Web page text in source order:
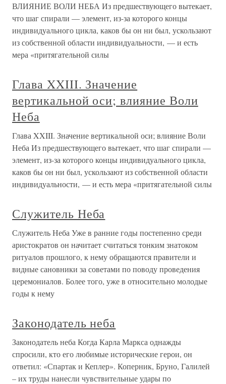
ВЛИЯНИЕ ВОЛИ НЕБА Из предшествующего вытекает,
что шаг спирали — элемент, из-за которого концы
индивидуального цикла, каков бы он ни был, ускользают
из собственной области индивидуальности, — и есть
мера «притягательной силы
Глава XXIII. Значение
вертикальной оси; влияние Воли
Неба
Глава XXIII. Значение вертикальной оси; влияние Воли
Неба Из предшествующего вытекает, что шаг спирали —
элемент, из-за которого концы индивидуального цикла,
каков бы он ни был, ускользают из собственной области
индивидуальности, — и есть мера «притягательной силы
Служитель Неба
Служитель Неба Уже в ранние годы постепенно среди
аристократов он начитает считаться тонким знатоком
ритуалов прошлого, к нему обращаются правители и
видные сановники за советами по поводу проведения
церемониалов. Более того, уже в относительно молодые
годы к нему
Законодатель неба
Законодатель неба Когда Карла Маркса однажды
спросили, кто его любимые исторические герои, он
ответил: «Спартак и Кеплер». Коперник, Бруно, Галилей
– их труды нанесли чувствительные удары по